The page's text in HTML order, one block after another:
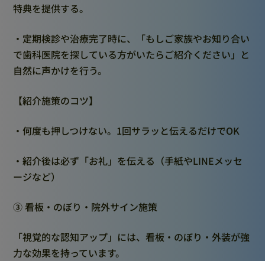
特典を提供する。
・定期検診や治療完了時に、「もしご家族やお知り合い
で歯科医院を探している方がいたらご紹介ください」と
自然に声かけを行う。
【紹介施策のコツ】
・何度も押しつけない。1回サラッと伝えるだけでOK
・紹介後は必ず「お礼」を伝える（手紙やLINEメッセ
ージなど）
③ 看板・のぼり・院外サイン施策
「視覚的な認知アップ」には、看板・のぼり・外装が強
力な効果を持っています。